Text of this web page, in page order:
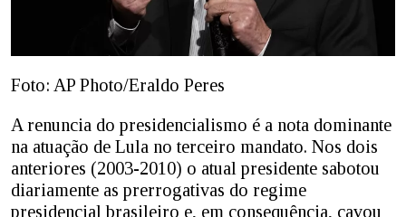
Foto: AP Photo/Eraldo Peres
A renuncia do presidencialismo é a nota dominante
na atuação de Lula no terceiro mandato. Nos dois
anteriores (2003-2010) o atual presidente sabotou
diariamente as prerrogativas do regime
presidencial brasileiro e, em consequência, cavou